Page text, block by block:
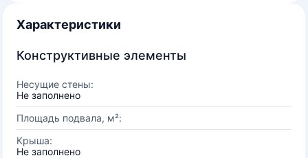
Характеристики
Конструктивные элементы
Несущие стены:
Не заполнено
Площадь подвала, м²:
Крыша:
Не заполнено